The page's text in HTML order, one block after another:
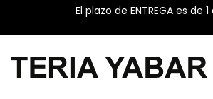
El plazo de ENTREGA es de